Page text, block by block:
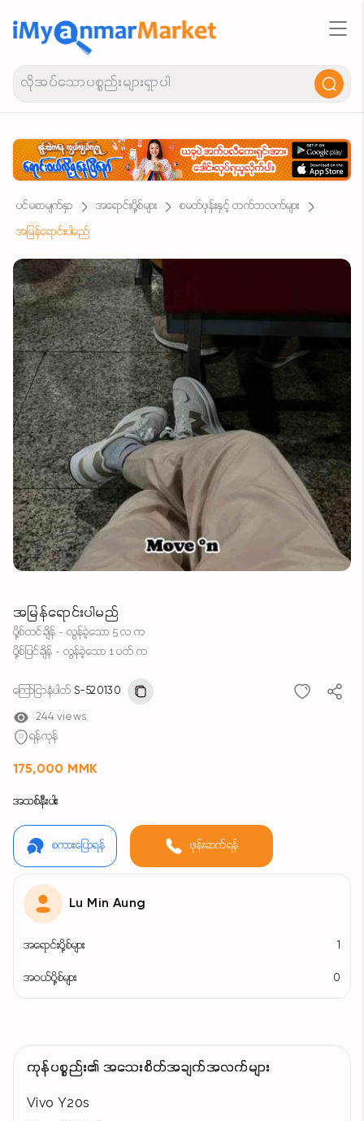
ပင်မစာမျက်နှာ အရောင်းပို့စ်များ
စမတ်ဖုန်းနှင့် တက်ဘလက်များ
အမြန်ရောင်းပါမည်
အမြန်ရောင်းပါမည်
ပို့စ်တင်ချိန် - လွန်ခဲ့သော 5 လ က
ပို့စ်ပြင်ချိန် - လွန်ခဲ့သော 1 ပတ် က
ကြော်ငြာနံပါတ် S-520130
244 views
ရန်ကုန်
175,000 MMK
အသစ်နီးပါး
စကားပြောရန် ဖုန်းဆက်ရန်
Lu Min Aung
အရောင်းပို့စ်များ
အဝယ်ပို့စ်များ 0
ကုန်ပစ္စည်း၏ အသေးစိတ်အချက်အလက်များ
Vivo Y20s